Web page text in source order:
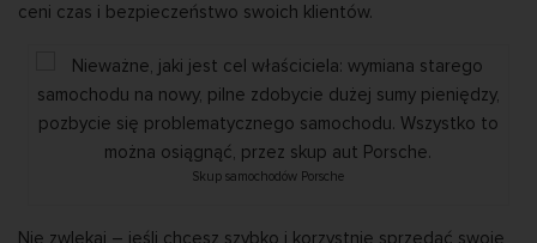
ceni czas i bezpieczeństwo swoich klientów.
Skup samochodów Porsche
Nie zwlekaj – jeśli chcesz szybko i korzystnie sprzedać swoje